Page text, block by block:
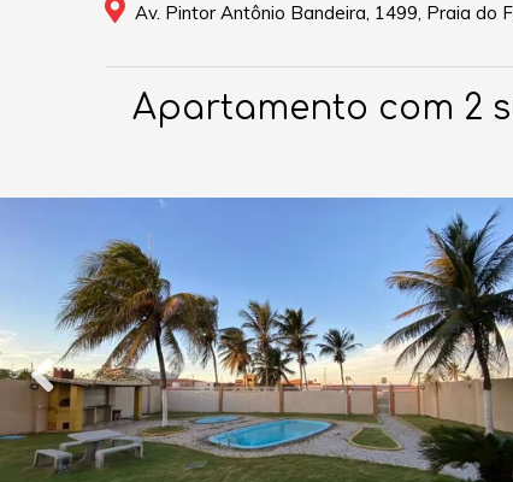
Av. Pintor Antônio Bandeira, 1499, Praia do
Apartamento com 2